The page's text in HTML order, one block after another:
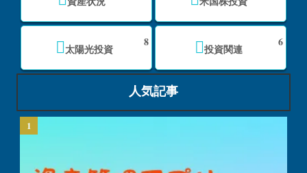
太陽光投資
8
投資関連
6
人気記事